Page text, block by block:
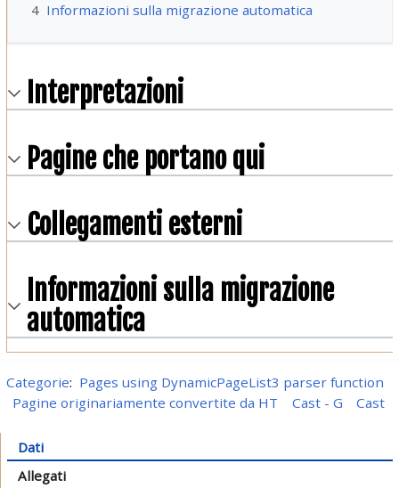
4 Informazioni sulla migrazione automatica
Interpretazioni
Pagine che portano qui
Collegamenti esterni
Informazioni sulla migrazione
automatica
Categorie: Pages using DynamicPageList3 parser function
Pagine originariamente convertite da HT
Cast - G Cast
Dati
Allegati